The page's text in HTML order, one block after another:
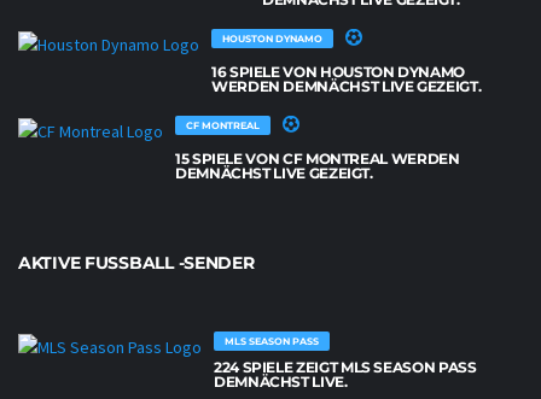
HOUSTON DYNAMO
16 SPIELE VON HOUSTON DYNAMO
WERDEN DEMNÄCHST LIVE GEZEIGT.
CF MONTREAL
15 SPIELE VON CF MONTREAL WERDEN
DEMNÄCHST LIVE GEZEIGT.
AKTIVE FUSSBALL -SENDER
MLS SEASON PASS
224 SPIELE ZEIGT MLS SEASON PASS
DEMNÄCHST LIVE.